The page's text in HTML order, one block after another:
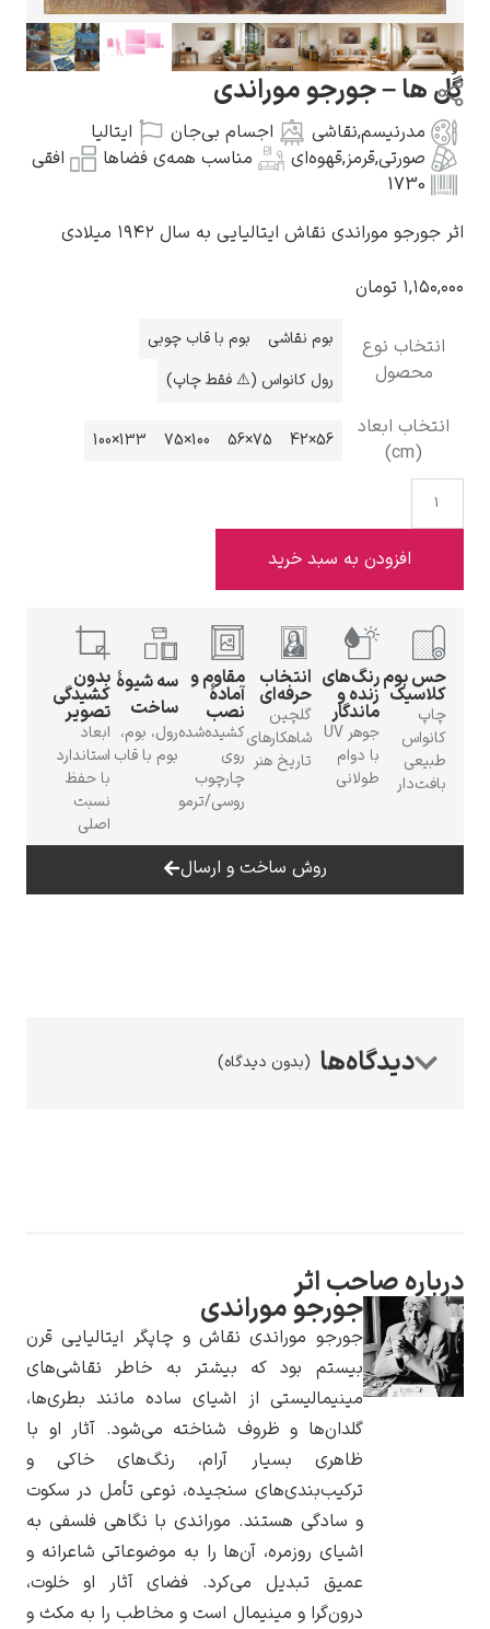
گوستاو کلیمت
کامی پیسارو
ادوارد هاپر
ادگار دگا
پیر آگوست رنوآر
پل سزان
یوهانس فرمیر
ها – جورجو موراندی
مدرنیسم,نقاشی اجسام بی‌جان
ایتالیا
صورتی ,قرمز,قهوه‌ای مناسب همه‌ی فضاها
افقی
1730
موراندی نقاش ایتالیایی به سال ۱۹۴۲ میلادی
تومان
نوع
محصول
بوم نقاشی
بوم با قاب چوبی
رول کانواس (⚠️ فقط چاپ)
ابعاد
75×56
100×75
133×100
افزودن به سبد خرید
بومرنگ‌های
زنده و
ماندگار
جوهر UV
با دوام
طولانی
انتخاب
حرفه‌ای
گلچین
شاهکارهای
تاریخ هنر
مقاوم و
آمادهٔ
نصب
کشیده‌شده
روی
چارچوب
روسی/ترمو
سه شیوهٔ
ساخت
رول، بوم،
بوم با قاب
بدون
کشیدگی
تصویر
ابعاد
استاندارد
روش ساخت و ارسال
(بدون دیدگاه)
صاحب اثر
جورجو موراندی
جورجو موراندی نقاش و چاپگر ایتالیایی قرن
بیستم بود که بیشتر به خاطر نقاشی‌های
مینیمالیستی از اشیای ساده مانند بطری‌ها،
گلدان‌ها و ظروف شناخته می‌شود. آثار او با
ظاهری بسیار آرام، رنگ‌های خاکی و
ترکیب‌بندی‌های سنجیده، نوعی تأمل در سکوت
و سادگی هستند. موراندی با نگاهی فلسفی به
اشیای روزمره، آن‌ها را به موضوعاتی شاعرانه و
عمیق تبدیل می‌کرد. فضای آثار او خلوت،
درون‌گرا و مینیمال است و مخاطب را به مکث و